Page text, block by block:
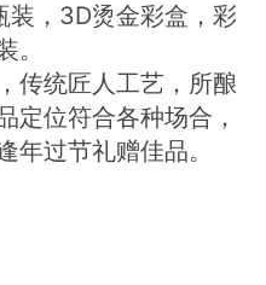
，3D烫金彩盒， 彩
。
传统匠人工艺，所酿
定位符合各种场合，
年过节礼赠佳品。